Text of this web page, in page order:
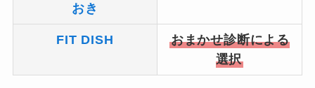
おき
FIT DISH
おまかせ診断による
選択